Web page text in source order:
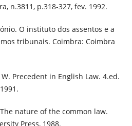
n.3811, p.318-327, fev. 1992.
O instituto dos assentos e a
tribunais. Coimbra: Coimbra
W. Precedent in English Law. 4.ed.
The nature of the common law.
Press, 1988.